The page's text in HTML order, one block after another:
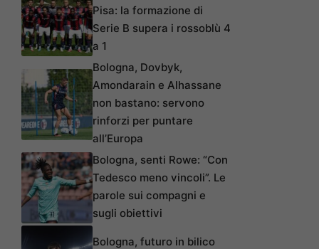
Pisa: la formazione di
Serie B supera i rossoblù 4
a 1
Bologna, Dovbyk,
Amondarain e Alhassane
non bastano: servono
rinforzi per puntare
all’Europa
Bologna, senti Rowe: “Con
Tedesco meno vincoli”. Le
parole sui compagni e
sugli obiettivi
Bologna, futuro in bilico